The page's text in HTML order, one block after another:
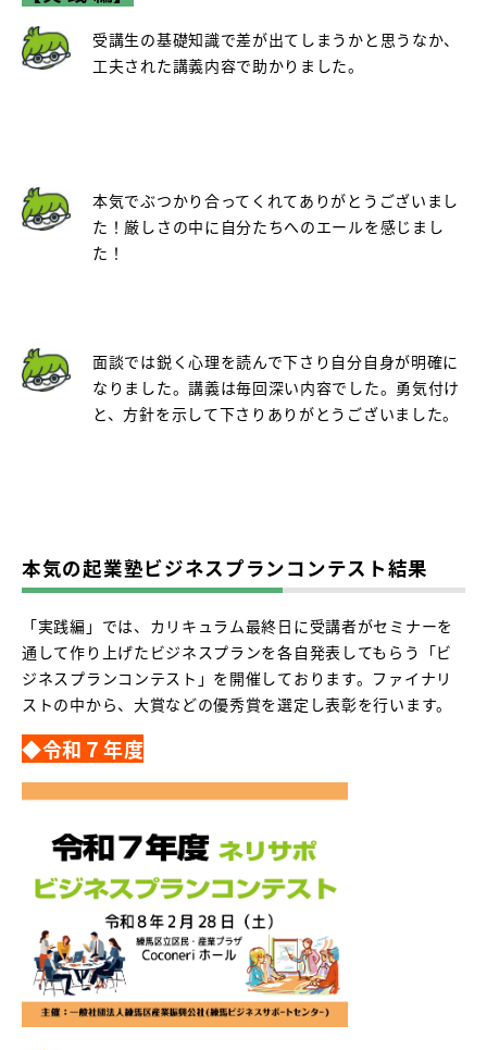
受講生の基礎知識で差が出てしまうかと思うなか、
工夫された講義内容で助かりました。
本気でぶつかり合ってくれてありがとうございまし
た！厳しさの中に自分たちへのエールを感じまし
た！
面談では鋭く心理を読んで下さり自分自身が明確に
なりました。講義は毎回深い内容でした。勇気付け
と、方針を示して下さりありがとうございました。
本気の起業塾ビジネスプランコンテスト結果
「実践編」では、カリキュラム最終日に受講者がセミナーを
通して作り上げたビジネスプランを各自発表してもらう「ビ
ジネスプランコンテスト」を開催しております。ファイナリ
ストの中から、大賞などの優秀賞を選定し表彰を行います。
◆令和７年度